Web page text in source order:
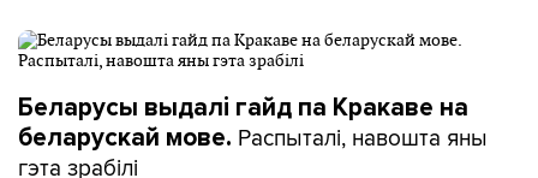
Беларусы выдалі гайд па Кракаве на
беларускай мове. Распыталі, навошта яны
гэта зрабілі